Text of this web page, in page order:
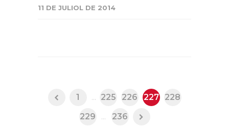
11 DE JULIOL DE 2014
1 ... 225 226 227
228
229
... 236